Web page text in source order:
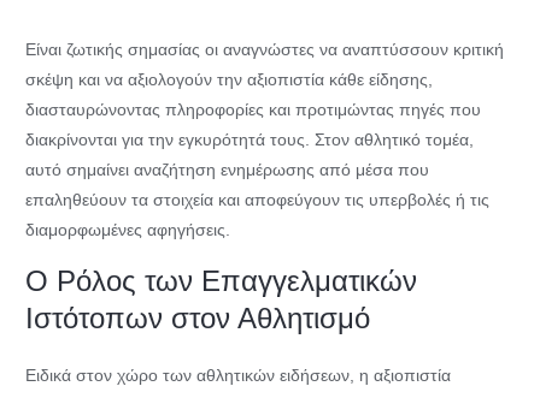
Είναι ζωτικής σημασίας οι αναγνώστες να αναπτύσσουν κριτική
σκέψη και να αξιολογούν την αξιοπιστία κάθε είδησης,
διασταυρώνοντας πληροφορίες και προτιμώντας πηγές που
διακρίνονται για την εγκυρότητά τους. Στον αθλητικό τομέα,
αυτό σημαίνει αναζήτηση ενημέρωσης από μέσα που
επαληθεύουν τα στοιχεία και αποφεύγουν τις υπερβολές ή τις
διαμορφωμένες αφηγήσεις.
Ο Ρόλος των Επαγγελματικών
Ιστότοπων στον Αθλητισμό
Ειδικά στον χώρο των αθλητικών ειδήσεων, η αξιοπιστία